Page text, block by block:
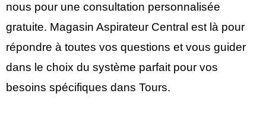
nous pour une consultation personnalisée
gratuite. Magasin Aspirateur Central est là pour
répondre à toutes vos questions et vous guider
dans le choix du système parfait pour vos
besoins spécifiques dans Tours.